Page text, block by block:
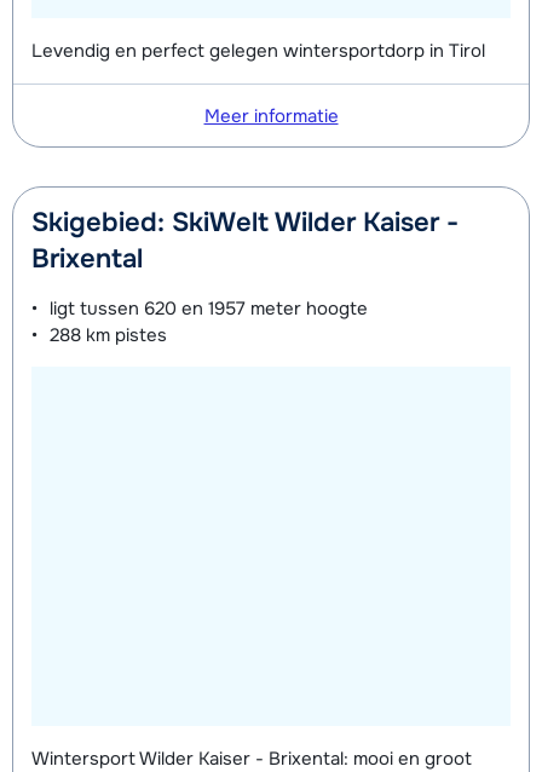
Levendig en perfect gelegen wintersportdorp in Tirol
Meer informatie
Skigebied: SkiWelt Wilder Kaiser -
Brixental
ligt tussen 620 en 1957 meter hoogte
288 km pistes
Wintersport Wilder Kaiser - Brixental: mooi en groot